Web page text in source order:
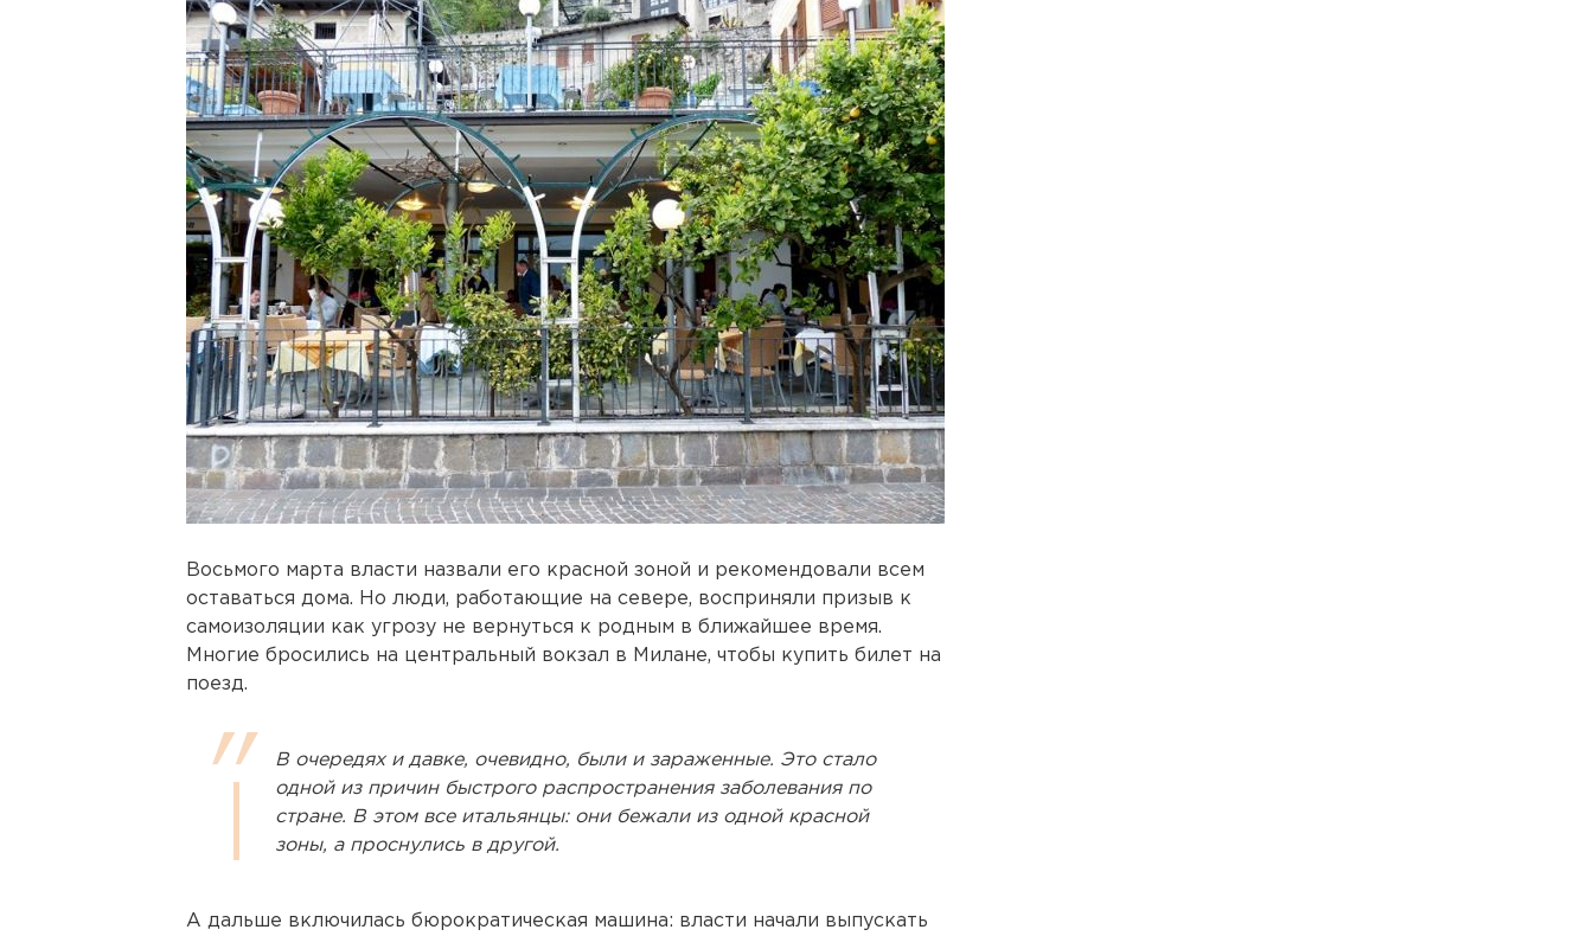
Восьмого марта власти назвали его красной зоной и рекомендовали всем
оставаться дома. Но люди, работающие на севере, восприняли призыв к
самоизоляции как угрозу не вернуться к родным в ближайшее время.
Многие бросились на центральный вокзал в Милане, чтобы купить билет на
поезд.
В очередях и давке, очевидно, были и зараженные. Это стало
одной из причин быстрого распространения заболевания по
стране. В этом все итальянцы: они бежали из одной красной
зоны, а проснулись в другой.
А дальше включилась бюрократическая машина: власти начали выпускать